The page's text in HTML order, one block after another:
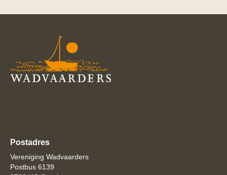
Postadres
Vereniging Wadvaarders
Postbus 6139